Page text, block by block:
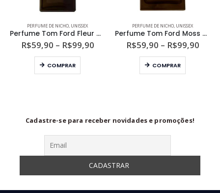
Este produto tem várias variantes. As opções podem ser escolhidas na página do produto
PERFUME DE NICHO, UNISSEX
Perfume Tom Ford Fleur de Chine Unissex Eau de Parfum
R$59,90 – R$99,90Faixa
COMPRAR
Este produto tem várias variantes. As opções podem ser escolhidas na página do produto
Este produto tem várias variantes. As opções podem ser escolhidas na página do produto
PERFUME DE NICHO, UNISSEX
Perfume Tom Ford Moss Breches Unissex Eau de Parfum
R$59,90 – R$99,90Faixa
COMPRAR
Este produto tem várias variantes. As opções podem ser escolhidas na página do produto
Cadastre-se para receber novidades e promoções!